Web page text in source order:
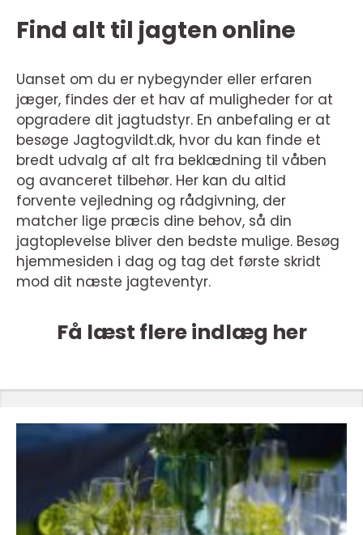
Find alt til jagten online
Uanset om du er nybegynder eller erfaren
jæger, findes der et hav af muligheder for at
opgradere dit jagtudstyr. En anbefaling er at
besøge Jagtogvildt.dk, hvor du kan finde et
bredt udvalg af alt fra beklædning til våben
og avanceret tilbehør. Her kan du altid
forvente vejledning og rådgivning, der
matcher lige præcis dine behov, så din
jagtoplevelse bliver den bedste mulige. Besøg
hjemmesiden i dag og tag det første skridt
mod dit næste jagteventyr.
Få læst flere indlæg her